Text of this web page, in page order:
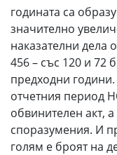
годината са
значително
наказателни дела
456 – със 120 и 72
предходни
отчетния период
обвинителен акт,
споразумения. И
голям е броят на